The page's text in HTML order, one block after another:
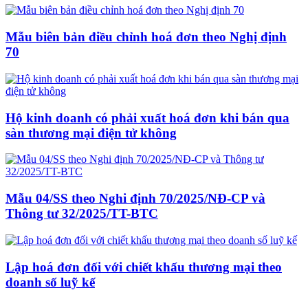
Mẫu biên bản điều chỉnh hoá đơn theo Nghị định
70
Hộ kinh doanh có phải xuất hoá đơn khi bán qua
sàn thương mại điện tử không
Mẫu 04/SS theo Nghi định 70/2025/NĐ-CP và
Thông tư 32/2025/TT-BTC
Lập hoá đơn đối với chiết khấu thương mại theo
doanh số luỹ kế